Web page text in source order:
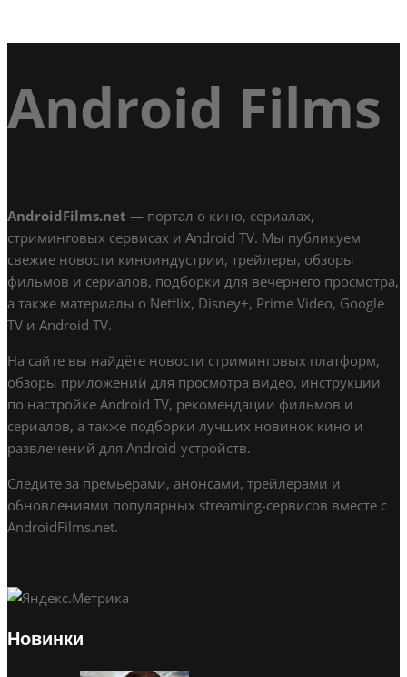
Android Films
AndroidFilms.net — портал о кино, сериалах,
стриминговых сервисах и Android TV. Мы публикуем
свежие новости киноиндустрии, трейлеры, обзоры
фильмов и сериалов, подборки для вечернего просмотра,
а также материалы о Netflix, Disney+, Prime Video, Google
TV и Android TV.
На сайте вы найдёте новости стриминговых платформ,
обзоры приложений для просмотра видео, инструкции
по настройке Android TV, рекомендации фильмов и
сериалов, а также подборки лучших новинок кино и
развлечений для Android-устройств.
Следите за премьерами, анонсами, трейлерами и
обновлениями популярных streaming-сервисов вместе с
AndroidFilms.net.
Новинки